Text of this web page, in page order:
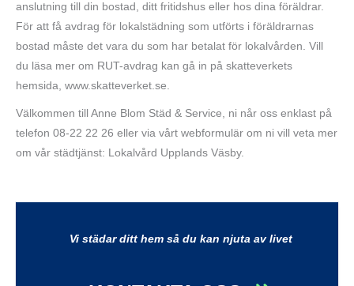
anslutning till din bostad, ditt fritidshus eller hos dina föräldrar.
För att få avdrag för lokalstädning som utförts i föräldrarnas
bostad måste det vara du som har betalat för lokalvården. Vill
du läsa mer om RUT-avdrag kan gå in på skatteverkets
hemsida, www.skatteverket.se.
Välkommen till Anne Blom Städ & Service, ni når oss enklast på
telefon 08-22 22 26 eller via vårt webformulär om ni vill veta mer
om vår städtjänst: Lokalvård Upplands Väsby.
Vi städar ditt hem så du kan njuta av livet